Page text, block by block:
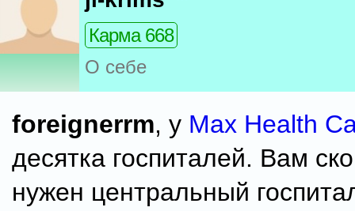
Карма 668
О себе
foreignerrm, у Max Health
десятка госпиталей. Вам
нужен центральный